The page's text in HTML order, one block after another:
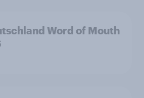
Word of Mouth